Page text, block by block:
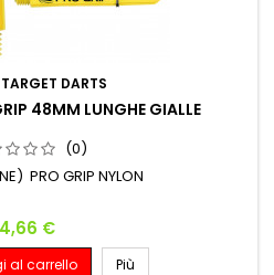
TARGET DARTS
48MM LUNGHE GIALLE
(0)
PRO GRIP NYLON
Prezzo
4,66 €
al carrello Più